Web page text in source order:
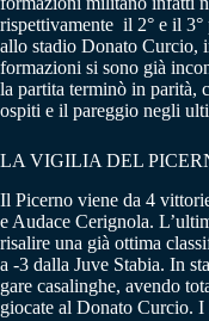
rispettivamente il 2° e il
allo stadio Donato Curcio,
formazioni si sono già
la partita terminò in parità,
ospiti e il pareggio negli
LA VIGILIA DEL
Il Picerno viene da 4
e Audace Cerignola.
risalire una già ottima
a -3 dalla Juve Stabia. In
gare casalinghe, avendo
giocate al Donato Curcio.